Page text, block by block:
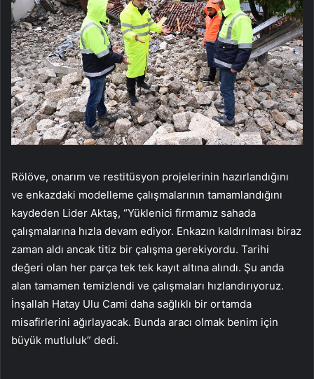
Rölöve, onarım ve restitüsyon projelerinin hazırlandığını
ve enkazdaki modelleme çalışmalarının tamamlandığını
kaydeden Lider Aktaş, “Yüklenici firmamız sahada
çalışmalarına hızla devam ediyor. Enkazın kaldırılması biraz
zaman aldı ancak titiz bir çalışma gerekiyordu. Tarihi
değeri olan her parça tek tek kayıt altına alındı. Şu anda
alan tamamen temizlendi ve çalışmaları hızlandırıyoruz.
İnşallah Hatay Ulu Cami daha sağlıklı bir ortamda
misafirlerini ağırlayacak. Bunda aracı olmak benim için
büyük mutluluk” dedi.